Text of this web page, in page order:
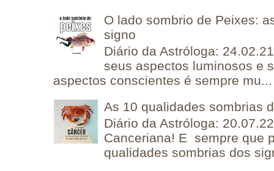
O lado sombrio de Peixes:
signo
Diário da Astróloga:
seus aspectos luminosos e
aspectos conscientes é sempre mu...
As 10 qualidades sombrias
Diário da Astróloga:
Canceriana! E sempre que
qualidades sombrias dos